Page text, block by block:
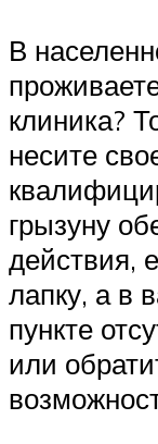
В
клиника?
несите
грызуну
действия,
лапку, а в
пункте
или